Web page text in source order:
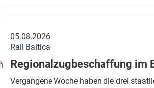
05.08.2026
Rail Baltica
Regionalzugbeschaffung im
Vergangene Woche haben die drei